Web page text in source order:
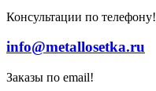
Консультации по телефону!
info@metallosetka.ru
Заказы по email!